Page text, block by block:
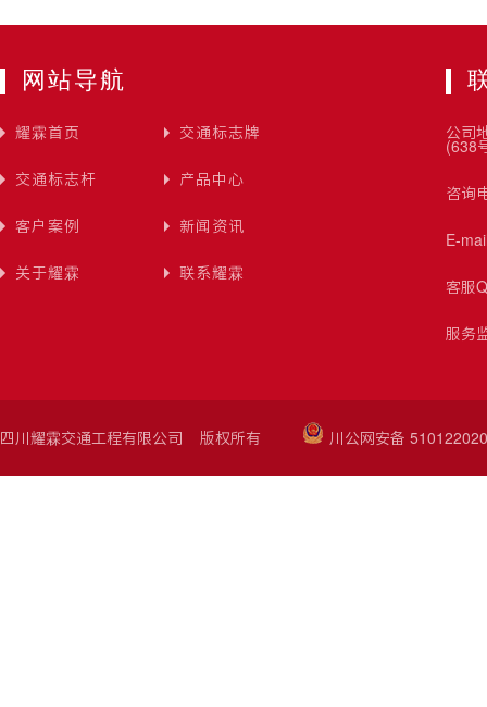
网站导航
耀霖首页 交通标志牌
交通标志杆 产品中心
客户案例 新闻资讯
关于耀霖 联系耀霖
公司
(638
咨询
E-
客服
服务
四川耀霖交通工程有限公司 版权所有 川公网安备